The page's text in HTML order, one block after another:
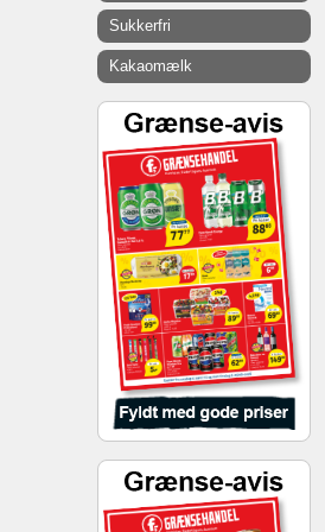
Sukkerfri
Kakaomælk